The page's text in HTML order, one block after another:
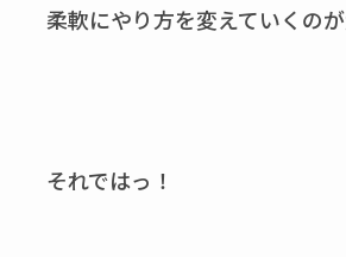
柔軟にやり方を変えていくの
それではっ！